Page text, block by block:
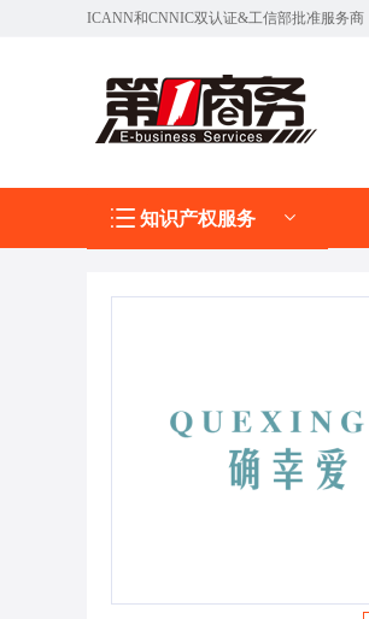
ICANN和CNNIC双认证&工信部批准服务商
知识产权服务